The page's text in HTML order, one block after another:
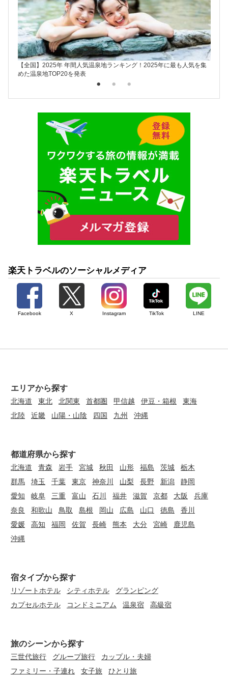
【全国】2025年 年間人気温泉地ランキング！2025年に最も人気を集
めた温泉地TOP20を発表
楽天トラベルのソーシャルメディア
Facebook X Instagram TikTok LINE
エリアから探す
北海道 東北 北関東 首都圏 甲信越 伊豆・箱根
東海
北陸 近畿 山陽・山陰 四国 九州 沖縄
都道府県から探す
北海道 青森 岩手 宮城 秋田 山形 福島 茨城 栃木
群馬 埼玉 千葉 東京 神奈川 山梨 長野 新潟 静岡
愛知
岐阜 三重 富山 石川 福井 滋賀 京都 大阪
兵庫
奈良
和歌山 鳥取 島根 岡山 広島 山口 徳島
香川
愛媛 高知 福岡 佐賀 長崎 熊本 大分 宮崎
鹿児島
沖縄
宿タイプから探す
リゾートホテル シティホテル
グランピング
カプセルホテル
コンドミニアム 温泉宿 高級宿
旅のシーンから探す
三世代旅行 グループ旅行
カップル・夫婦
ファミリー・子連れ 女子旅 ひとり旅